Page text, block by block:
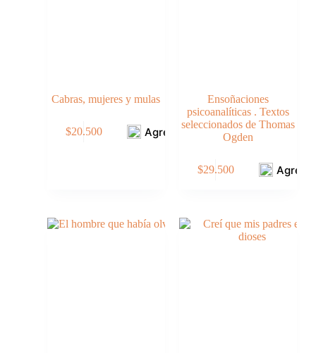
Cabras, mujeres y mulas
$20.500 Agregar
Ensoñaciones
psicoanalíticas . Textos
seleccionados de Thomas
Ogden
$29.500